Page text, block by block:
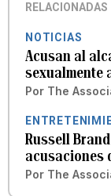
RELACIONADAS
NOTICIAS
Acusan al
sexualmente
Por The
Russell
acusaciones
Por The